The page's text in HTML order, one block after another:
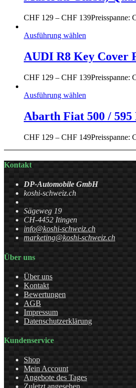
CHF 129 – CHF 139Preisspanne:
Ausführung wählen
AUDI R8 Key Cover
CHF 129 – CHF 139Preisspanne:
Ausführung wählen
Abarth Fiat 500 / 595
CHF 129 – CHF 149Preisspanne:
Kontakt
DP-Automobile GmbH
koshi-schweiz.ch
Sägeweg 19
CH-4452 Itingen
info@koshi-schweiz.ch
marketing@koshi-schweiz.ch
Über uns
Über uns
Kontakt
Bewertungen
AGB
Impressum
Datenschutzerklärung
Kundenservice
Shop
Mein Account
Angebote des Tages